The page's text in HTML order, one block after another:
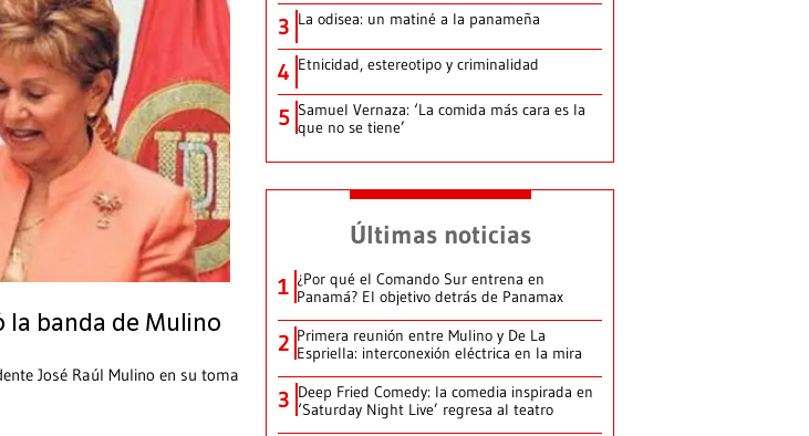
la banda de Mulino
José Raúl Mulino en su toma
3 La odisea: un matiné a la panameña
4 Etnicidad, estereotipo y criminalidad
5 Samuel Vernaza: ‘La comida más cara es la
que no se tiene’
Últimas noticias
1 ¿Por qué el Comando Sur entrena en
Panamá? El objetivo detrás de Panamax
2 Primera reunión entre Mulino y De La
Espriella: interconexión eléctrica en la mira
3 Deep Fried Comedy: la comedia inspirada en
‘Saturday Night Live’ regresa al teatro